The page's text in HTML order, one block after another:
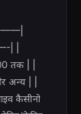
|
तक | |
अन्य | |
कैसीनो